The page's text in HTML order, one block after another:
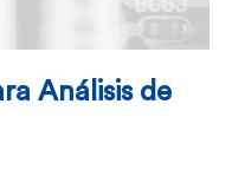
Análisis de